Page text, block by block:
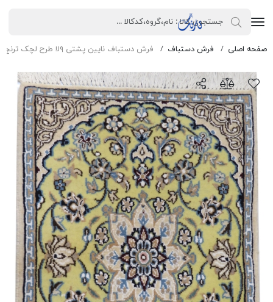
صفحه اصلی فرش دستباف فرش دستباف نایین پشتی ۹لا طرح لچک ترنج پشم و ابریشم زرد